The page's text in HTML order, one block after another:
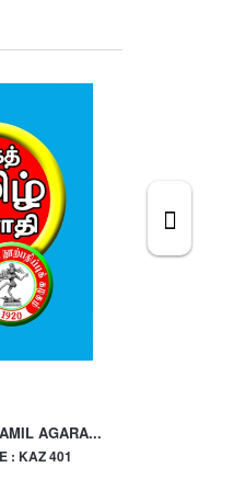
AGARA...
: KAZ 401